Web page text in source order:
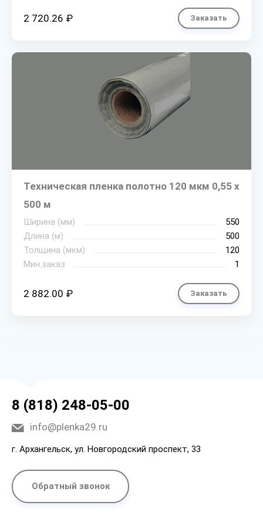
2 720.26 ₽ Заказать
Техническая пленка полотно 120 мкм 0,55 х
500 м
Ширина (мм)
550
Длина (м)
500
Толщина (мкм)
120
Мин.заказ
1
2 882.00 ₽ Заказать
8 (818) 248-05-00
info@plenka29.ru
г. Архангельск, ул. Новгородский проспект, 33
Обратный звонок